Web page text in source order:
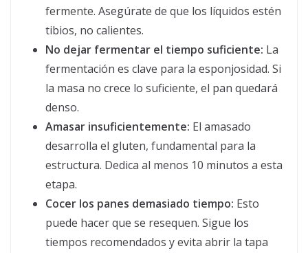
fermente. Asegúrate de que los líquidos estén
tibios, no calientes.
No dejar fermentar el tiempo suficiente: La
fermentación es clave para la esponjosidad. Si
la masa no crece lo suficiente, el pan quedará
denso.
Amasar insuficientemente: El amasado
desarrolla el gluten, fundamental para la
estructura. Dedica al menos 10 minutos a esta
etapa.
Cocer los panes demasiado tiempo: Esto
puede hacer que se resequen. Sigue los
tiempos recomendados y evita abrir la tapa